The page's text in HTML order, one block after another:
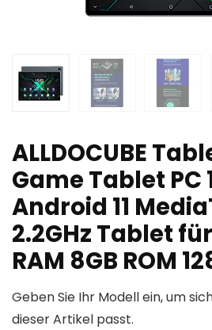
ALLDOCUBE
Game Tablet PC
Android 11
2.2GHz Tablet
RAM 8GB ROM
Geben Sie Ihr Modell ein, um
dieser Artikel passt.